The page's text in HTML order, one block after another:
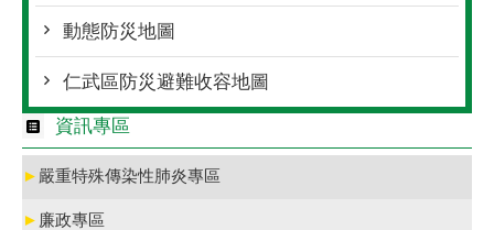
動態防災地圖
仁武區防災避難收容地圖
資訊專區
► 嚴重特殊傳染性肺炎專區
► 廉政專區